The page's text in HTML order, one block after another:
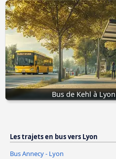
Bus de Kehl à Lyon
Les trajets en bus vers Lyon
Bus Annecy - Lyon